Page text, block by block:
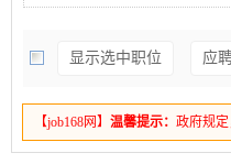
安抚与基础答疑，规范登记咨询
确，做到台账清晰、有据可查。
4. 服务秩序维护：维护服务中心
作，保持接待区域环境整洁、
关爱、心理疏导、普法宣传等各
显示选中职位 应
【job168网】 温馨提示： 政府规